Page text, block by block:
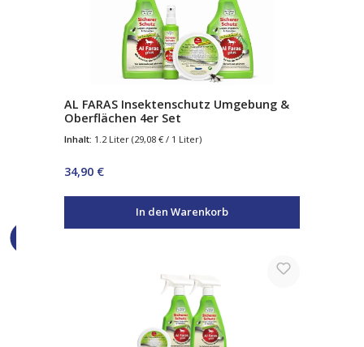
AL FARAS Insektenschutz Umgebung &
Oberflächen 4er Set
Inhalt: 1.2 Liter (29,08 € / 1 Liter)
Regulärer Preis:
34,90 €
In den Warenkorb